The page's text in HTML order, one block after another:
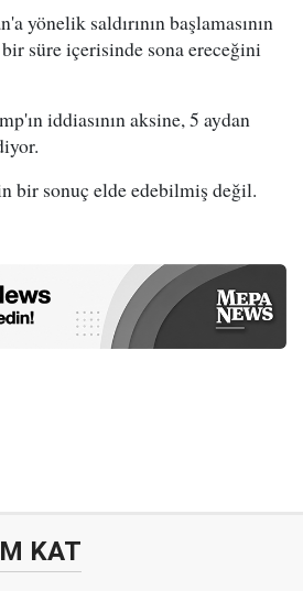
yönelik saldırının başlamasının
bir süre içerisinde sona ereceğini
iddiasının aksine, 5 aydan
bir sonuç elde edebilmiş değil.
KAT